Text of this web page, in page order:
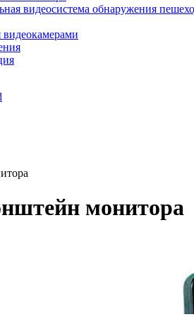
видеосистема обнаружения
монитора